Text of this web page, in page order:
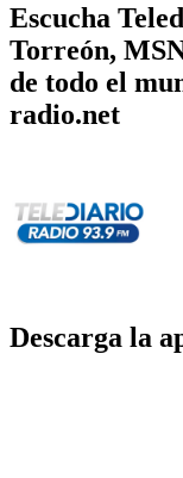
Escucha
Torreón,
de todo el
radio.net
Descarga la